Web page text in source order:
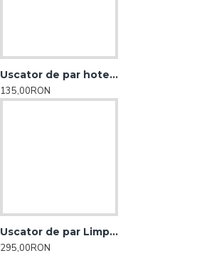
Uscator de par hotel Limpio
135,00RON
Uscator de par Limpio pentru hotel,pensiuni
295,00RON